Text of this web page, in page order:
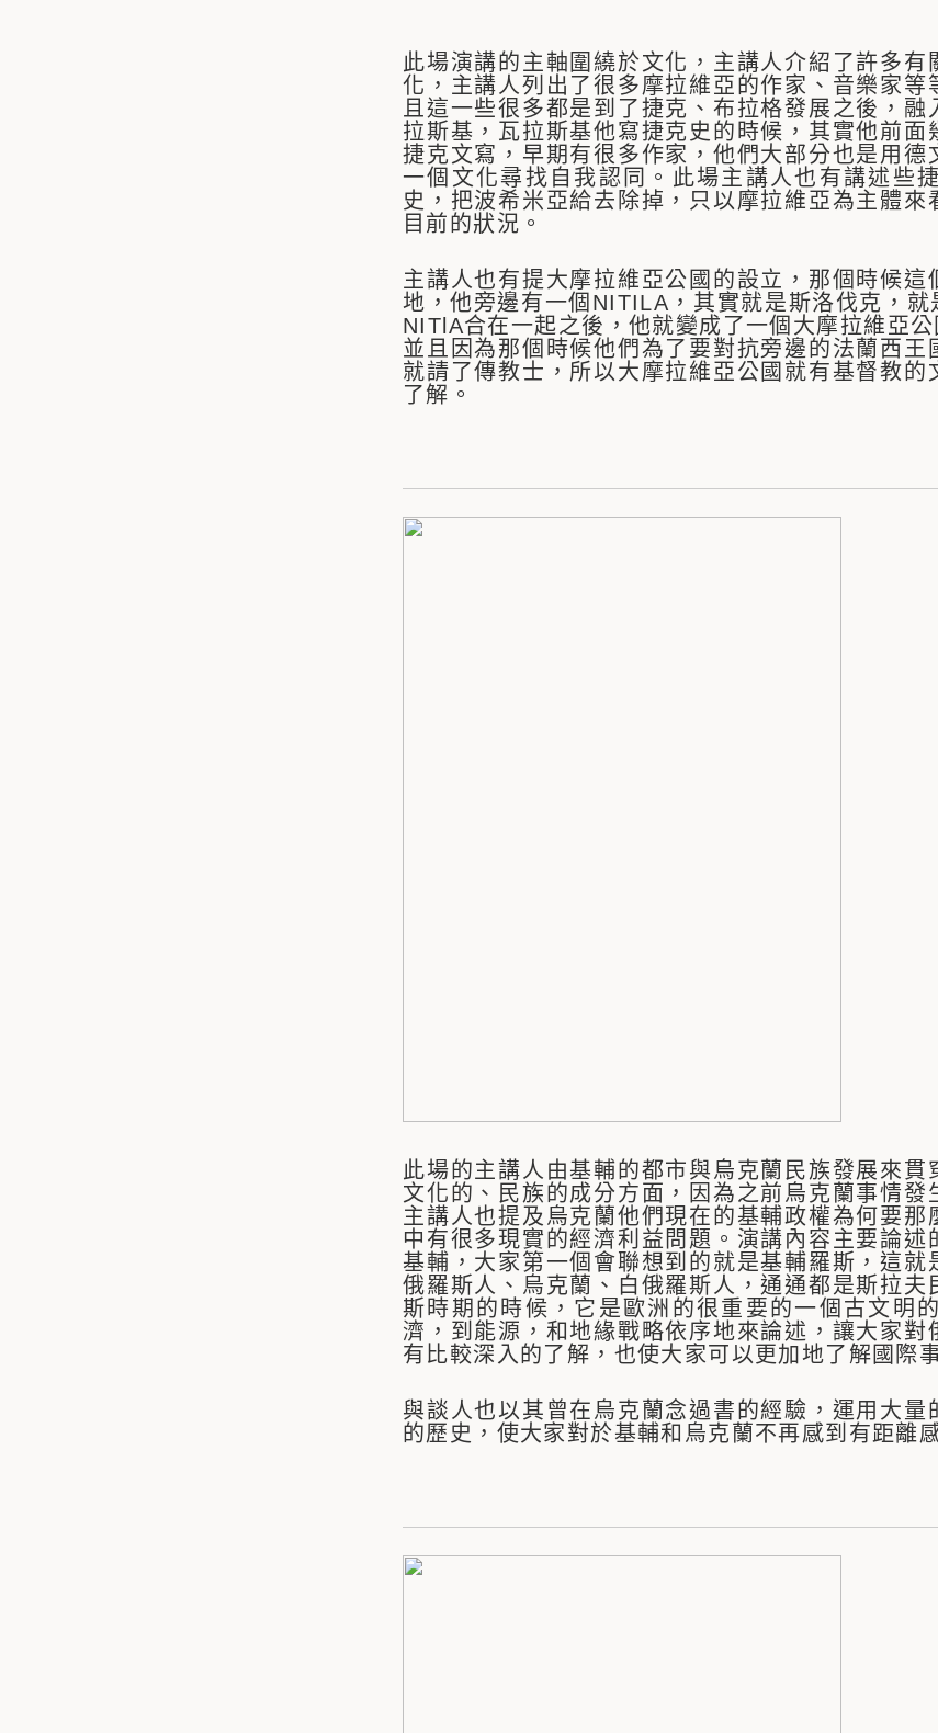
此場演講的主軸圍繞於文化，主講人介紹了許多
化，主講人列出了很多摩拉維亞的作家、音樂家
且這一些很多都是到了捷克、布拉格發展之後，
拉斯基，瓦拉斯基他寫捷克史的時候，其實他前
捷克文寫，早期有很多作家，他們大部分也是用
一個文化尋找自我認同。此場主講人也有講述些
史，把波希米亞給去除掉，只以摩拉維亞為主體
目前的狀況。
主講人也有提大摩拉維亞公國的設立，那個時候
地，他旁邊有一個NITILA，其實就是斯洛伐克，
NITlA合在一起之後，他就變成了一個大摩拉維亞
並且因為那個時候他們為了要對抗旁邊的法蘭西
就請了傳教士，所以大摩拉維亞公國就有基督教
了解。
此場的主講人由基輔的都市與烏克蘭民族發展來
文化的、民族的成分方面，因為之前烏克蘭事情發
主講人也提及烏克蘭他們現在的基輔政權為何要
中有很多現實的經濟利益問題。演講內容主要論
基輔，大家第一個會聯想到的就是基輔羅斯，這就
俄羅斯人、烏克蘭、白俄羅斯人，通通都是斯拉
斯時期的時候，它是歐洲的很重要的一個古文明
濟，到能源，和地緣戰略依序地來論述，讓大家
有比較深入的了解，也使大家可以更加地了解國際
與談人也以其曾在烏克蘭念過書的經驗，運用大
的歷史，使大家對於基輔和烏克蘭不再感到有距離